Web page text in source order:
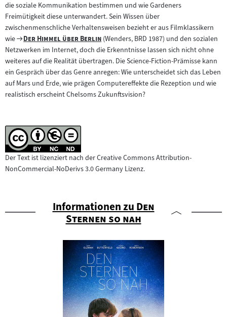
die soziale Kommunikation bestimmen und wie Gardeners
Freimütigkeit diese unterwandert. Sein Wissen über
zwischenmenschliche Verhaltensweisen bezieht er aus Filmklassikern
wie
Zum
Filmarchiv:
"
Der Himmel über Berlin"(Wenders, BRD 1987) und den sozialen
Netzwerken im Internet, doch die Erkenntnisse lassen sich nicht ohne
weiteres auf die Realität übertragen. Die Science-Fiction-Prämisse kann
ein Gespräch über das Genre anregen: Wie unterscheidet sich das Leben
auf Mars und Erde, wie prägen Computereffekte die Rezeption und wie
realistisch erscheint Chelsoms Zukunftsvision?
Der Text ist lizenziert nach der Creative Commons Attribution-
NonCommercial-NoDerivs 3.0 Germany Lizenz.
Informationen zu "
Den
Sternen so nah"